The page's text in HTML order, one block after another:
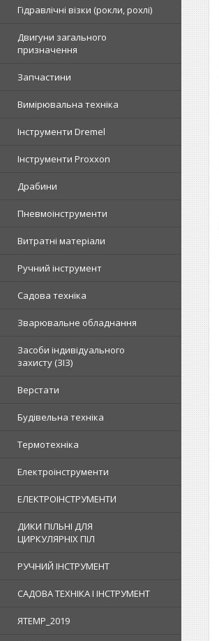
Гідравлічні візки (рокли, рохлі)
Двигуни загального
призначення
Запчастини
Вимірювальна техніка
Інструменти Dremel
Інструменти Proxxon
Драбини
Пневмоінструменти
Витратні матеріали
Ручний інструмент
Садова техніка
Зварювальне обладнання
Засоби індивідуального
захисту (ЗІЗ)
Верстати
Будівельна техніка
Термотехніка
Електроінструменти
ЕЛЕКТРОІНСТРУМЕНТИ
ДИКИ ПІЛЬНІ ДЛЯ
ЦИРКУЛЯРНІХ ПІЛ
РУЧНИЙ ІНСТРУМЕНТ
САДОВА ТЕХНІКА І ІНСТРУМЕНТ
ЯTEMP_2019